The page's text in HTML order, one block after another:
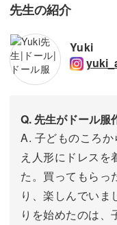
先生の紹介
Yuki
Q. 先生がドール服
A. 子どものころ
え人形にドレスを
た。買ってもらっ
り、楽しんでいま
りを始めたのは、